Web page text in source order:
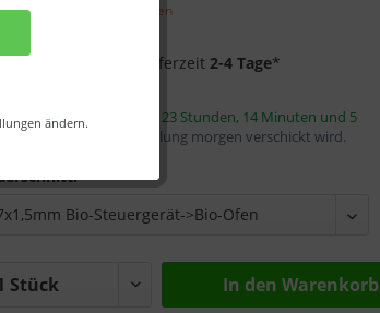
ändern.
MwSt.
zzgl. Versandkosten
Artikel auf Lager - Lieferzeit2-4 Tage*
Sie innerhalb von 23 Stunden, 14 Minuten und 5
, damit die Bestellung morgen verschickt wird.
In den Warenkorb